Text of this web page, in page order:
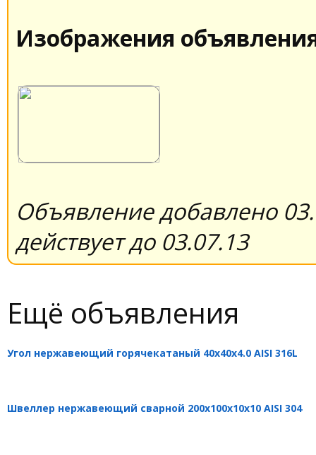
Изображения
Объявление добавлено
действует до 03.07.13
Ещё объявления
Угол нержавеющий горячекатаный 40х40х4.0 AISI 316L
Швеллер нержавеющий сварной 200х100х10х10 AISI 304